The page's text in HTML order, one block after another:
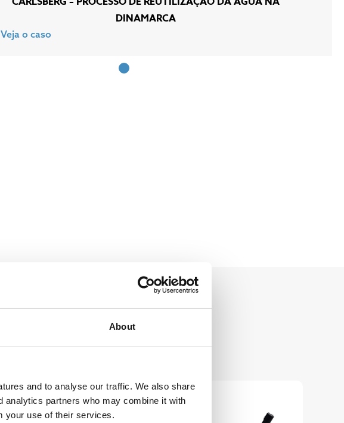
About
and to analyse our traffic. We also share
analytics partners who may combine it with
your use of their services.
DINAMARCA
Veja o caso
INDUSTRIAIS